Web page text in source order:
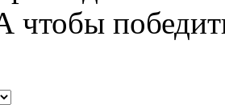
чтобы